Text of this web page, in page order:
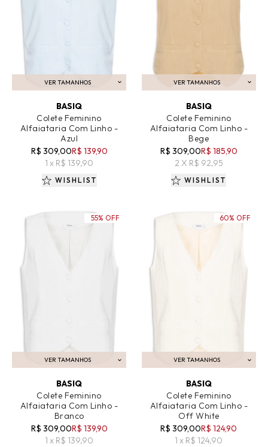
VER TAMANHOS
ADICIONAR AO CARRINHO
BASIQ
Colete Feminino
Alfaiataria Com Linho -
Azul
R$ 309,00R$ 139,90
1 x R$ 139,90
WISHLIST
VER TAMANHOS
ADICIONAR AO CARRINHO
BASIQ
Colete Feminino
Alfaiataria Com Linho -
Bege
R$ 309,00R$ 185,90
2 X R$ 92,95
WISHLIST
VER TAMANHOS
ADICIONAR AO CARRINHO
BASIQ
Colete Feminino
Alfaiataria Com Linho -
Branco
R$ 309,00R$ 139,90
1 x R$ 139,90
55% OFF
VER TAMANHOS
ADICIONAR AO CARRINHO
BASIQ
Colete Feminino
Alfaiataria Com Linho -
Off White
R$ 309,00R$ 124,90
1 x R$ 124,90
60% OFF